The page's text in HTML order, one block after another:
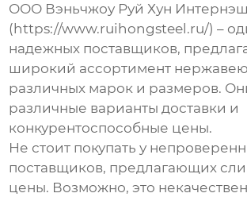
ООО Вэньчжоу Руй Хун
(https://www.ruihongsteel.ru/) –
надежных поставщиков,
широкий ассортимент
различных марок и размеров.
различные варианты доставки и
конкурентоспособные цены.
Не стоит покупать у
поставщиков, предлагающих
цены. Возможно, это